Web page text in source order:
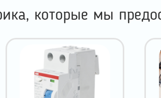
которые мы